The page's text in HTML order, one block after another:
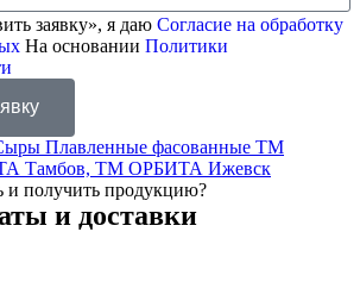
заявку», я даю Согласие на обработку
На основании Политики
Плавленные фасованные ТМ
Тамбов, ТМ ОРБИТА Ижевск
и получить продукцию?
и доставки